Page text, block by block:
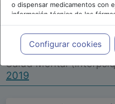
o dispensar medicamentos con
información técnica de los
meramente informativo, siendo
profesionales facultados
cada caso concreto, el
necesidades del paciente.
Configurar cookies
Repositorio de
Internacional de
Salud Mental
2019